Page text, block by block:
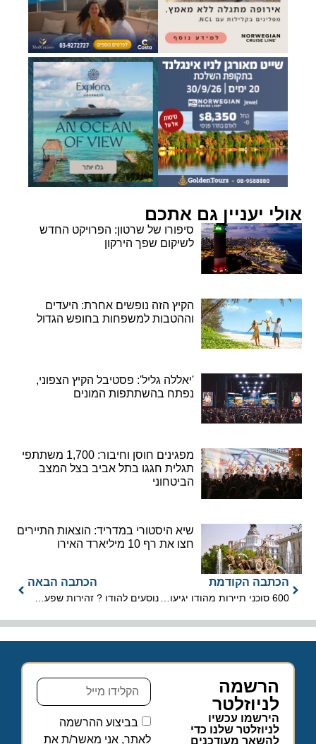
אולי יעניין גם אתכם
סיפורו של שרטון: הפרויקט החדש
לשיקום שפך הירקון
הקיץ הזה נופשים אחרת: היעדים
וההטבות למשפחות בחופש הגדול
'יאללה גליל': פסטיבל הקיץ הצפוני,
נפתח בהשתתפות המונים
מפגינים חוסן וחיבור: 1,700 משתתפי
תגלית חגגו בתל אביב בצל המצב
הביטחוני
שיא היסטורי במדריד: הוצאות התיירים
חצו את רף 10 מיליארד האירו
הכתבה הקודמת הכתבה הבאה
הרשמה
לניוזלטר
הירשמו עכשיו
לניוזלטר שלנו כדי
להשאר מעודכנים
בביצוע ההרשמה
לאתר, אני מאשר/ת את